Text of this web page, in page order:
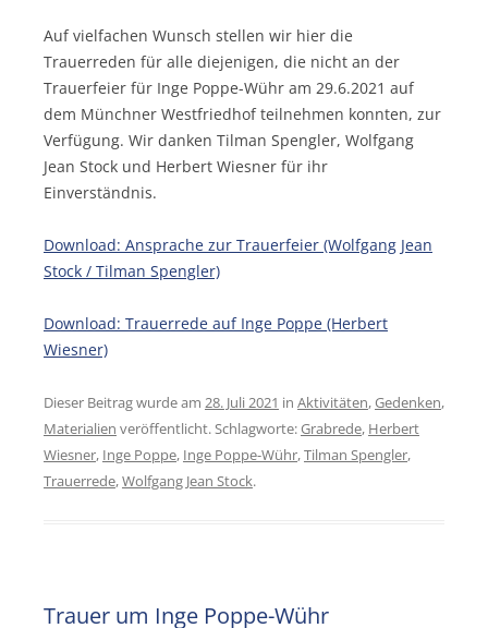
Auf vielfachen Wunsch stellen wir hier die
Trauerreden für alle diejenigen, die nicht an der
Trauerfeier für Inge Poppe-Wühr am 29.6.2021 auf
dem Münchner Westfriedhof teilnehmen konnten, zur
Verfügung. Wir danken Tilman Spengler, Wolfgang
Jean Stock und Herbert Wiesner für ihr
Einverständnis.
Download: Ansprache zur Trauerfeier (Wolfgang Jean
Stock / Tilman Spengler)
Download: Trauerrede auf Inge Poppe (Herbert
Wiesner)
Dieser Beitrag wurde am 28. Juli 2021 in Aktivitäten,Gedenken,
Materialien veröffentlicht. Schlagworte:Grabrede, Herbert
Wiesner, Inge Poppe, Inge Poppe-Wühr,Tilman Spengler,
Trauerrede,Wolfgang Jean Stock.
Trauer um Inge Poppe-Wühr